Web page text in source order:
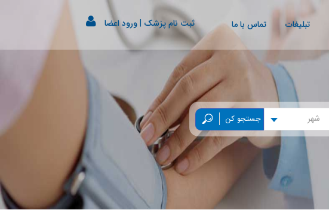
تبلیغات تماس با ما ثبت نام پزشک |ورود اعضا
شهر جستجو کن